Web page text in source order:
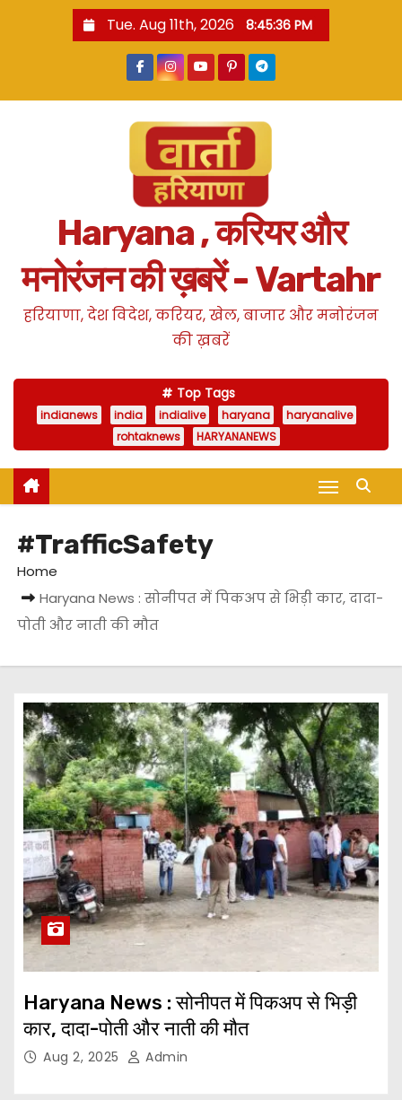
Tue. Aug 11th, 2026 8:45:37 PM
Haryana , करियर और
मनोरंजन की ख़बरें - Vartahr
हरियाणा, देश विदेश, करियर, खेल, बाजार और मनोरंजन
की ख़बरें
Top Tags
indianews india indialive haryana
haryanalive
rohtaknews
HARYANANEWS
#TrafficSafety
Home
Haryana News : सोनीपत में पिकअप से भिड़ी कार, दादा-
पोती और नाती की मौत
Haryana News : सोनीपत में पिकअप से भिड़ी
कार, दादा-पोती और नाती की मौत
Aug 2, 2025 Admin